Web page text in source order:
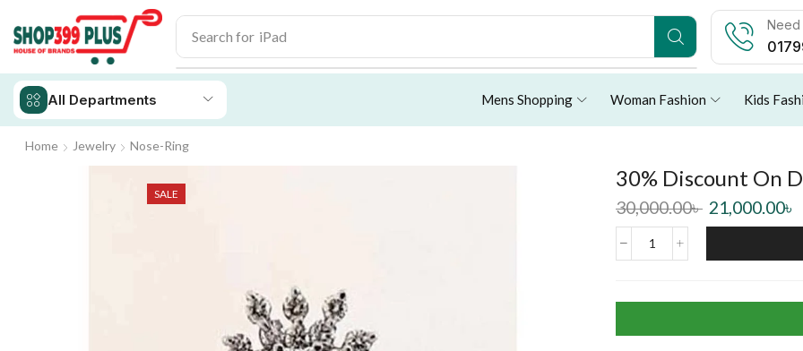
Search for iPad
Need
All Departments Mens Shopping Woman Fashion Kids
Home Jewelry Nose-Ring
SALE
30% Discount On
30,000.00৳ 21,000.00৳